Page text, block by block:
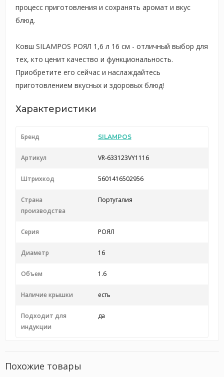
процесс приготовления и сохранять аромат и вкус
блюд.
Ковш SILAMPOS РОЯЛ 1,6 л 16 см - отличный выбор для
тех, кто ценит качество и функциональность.
Приобретите его сейчас и наслаждайтесь
приготовлением вкусных и здоровых блюд!
Характеристики
Бренд SILAMPOS
Артикул VR-633123VY1116
Штрихкод 5601416502956
Страна
производства
Португалия
Серия РОЯЛ
Диаметр 16
Объем 1.6
Наличие крышки есть
Подходит для
индукции
да
Похожие товары